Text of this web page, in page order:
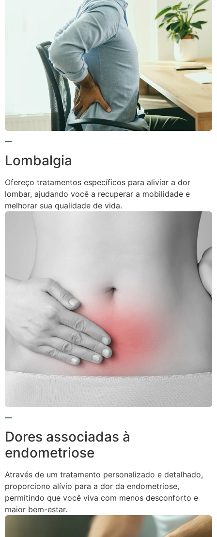
Lombalgia
Ofereço tratamentos específicos para aliviar a dor
lombar, ajudando você a recuperar a mobilidade e
melhorar sua qualidade de vida.
Dores associadas à
endometriose
Através de um tratamento personalizado e detalhado,
proporciono alívio para a dor da endometriose,
permitindo que você viva com menos desconforto e
maior bem-estar.